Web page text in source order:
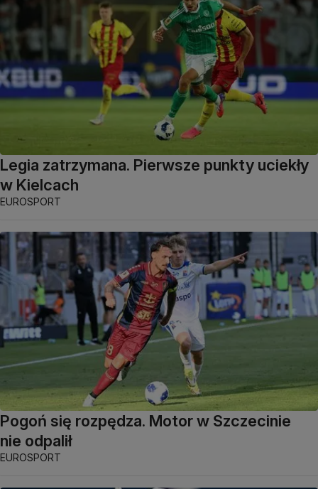
Legia zatrzymana. Pierwsze punkty uciekły
w Kielcach
EUROSPORT
Pogoń się rozpędza. Motor w Szczecinie
nie odpalił
EUROSPORT